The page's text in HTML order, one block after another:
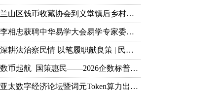
兰山区钱币收藏协会到义堂镇后乡村慰问党员老兵
李相忠获聘中华易学大会易学专家委员会主任 获评多项国学荣誉
深耕法治察民情 以笔履职献良策 | 民革党员孙堃获评临沂市社情民意信息工作突出个人荣誉
数币起航 国策惠民——2026企数标普支付生态终端落地启动大会盛大召开
亚太数字经济论坛暨词元Token算力出海研讨会于临沂圆满落幕